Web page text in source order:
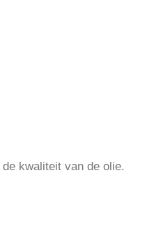
kwaliteit van de olie.